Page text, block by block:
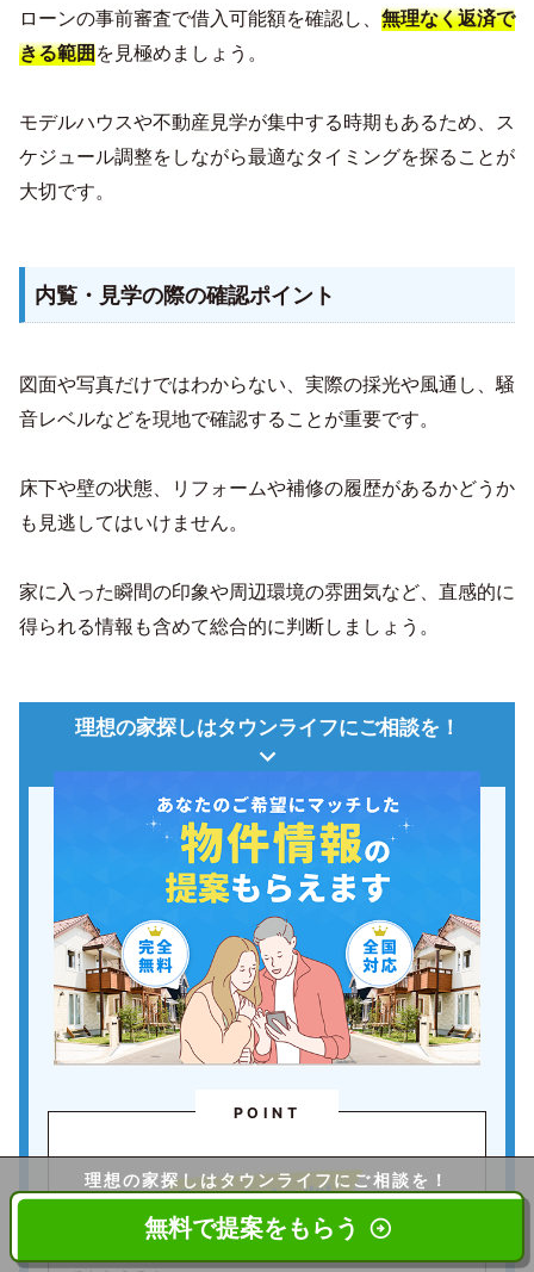
ローンの事前審査で借入可能額を確認し、 無理なく返済で
きる範囲を見極めましょう。
モデルハウスや不動産見学が集中する時期もあるため、ス
ケジュール調整をしながら最適なタイミングを探ることが
大切です。
内覧・見学の際の確認ポイント
図面や写真だけではわからない、実際の採光や風通し、騒
音レベルなどを現地で確認することが重要です。
床下や壁の状態、リフォームや補修の履歴があるかどうか
も見逃してはいけません。
家に入った瞬間の印象や周辺環境の雰囲気など、直感的に
得られる情報も含めて総合的に判断しましょう。
理想の家探しはタウンライフにご相談を！
POINT
理想の家探しはタウンライフにご相談を！
無料で提案をもらう